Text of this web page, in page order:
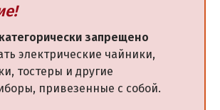
категорически запрещено
электрические чайники,
тостеры и другие
привезенные с собой.